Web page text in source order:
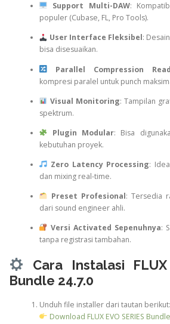
Support Multi-DAW:
populer (Cubase, FL, Pro Tools).
User Interface Fleksibel:
bisa disesuaikan.
Parallel Compression
kompresi paralel untuk punch
Visual Monitoring: Tampilan
spektrum.
Plugin Modular: Bisa
kebutuhan proyek.
Zero Latency Processing:
dan mixing real-time.
Preset Profesional: Tersedia
dari sound engineer ahli.
Versi Activated Sepenuhnya:
tanpa registrasi tambahan.
Cara Instalasi FLUX
Bundle 24.7.0
Unduh file installer dari tautan berikut:
Download FLUX EVO SERIES